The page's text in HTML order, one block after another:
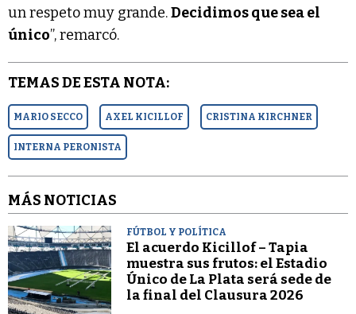
un respeto muy grande.Decidimos que sea el
único”, remarcó.
TEMAS DE ESTA NOTA:
MARIO SECCO AXEL KICILLOF CRISTINA KIRCHNER
INTERNA PERONISTA
MÁS NOTICIAS
FÚTBOL Y POLÍTICA
El acuerdo Kicillof – Tapia
muestra sus frutos: el Estadio
Único de La Plata será sede de
la final del Clausura 2026